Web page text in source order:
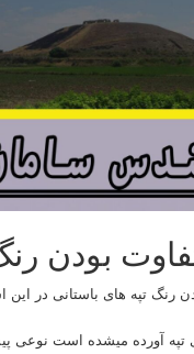
بودن
رنگ تپه های باستانی در
تپه آورده میشده است نوعی